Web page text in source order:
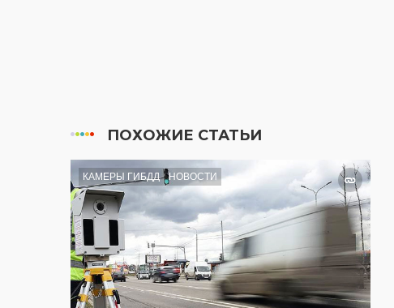
ПОХОЖИЕ СТАТЬИ
КАМЕРЫ ГИБДД НОВОСТИ